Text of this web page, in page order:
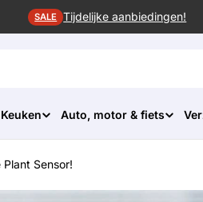
SALE Tijdelijke aanbiedingen!
Keuken Auto, motor & fiets
Sensor!